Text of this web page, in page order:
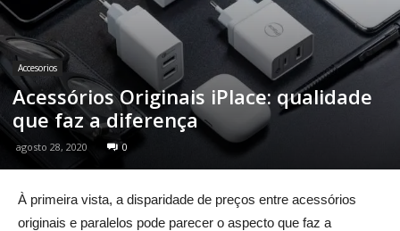
Accesorios
Acessórios Originais iPlace: qualidade
que faz a diferença
agosto 28, 2020 0
À primeira vista, a disparidade de preços entre acessórios
originais e paralelos pode parecer o aspecto que faz a